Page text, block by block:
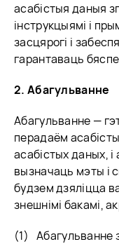
асабістыя даныя
інструкцыямі і
засцярогі і
гарантаваць
2. Абагульванне
Абагульванне —
перадаём
асабістых даных,
вызначаць мэты і
будзем дзяліцца
знешнімі бакамі,
Абагульванне